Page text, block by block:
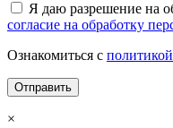
Я даю разрешение на
согласие на обработку
Ознакомиться с
×